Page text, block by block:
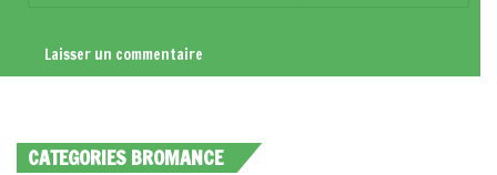
CATEGORIES BROMANCE